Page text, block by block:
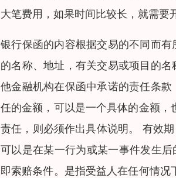
大笔费用，如果时间比较长，就需
银行保函的内容根据交易的不同而
的名称、地址，有关交易或项目的
他金融机构在保函中承诺的责任条
任的金额，可以是一个具体的金额
责任，则必须作出具体说明。 有效
可以是在某一行为或某一事件发生
即索赔条件。是指受益人在任何情